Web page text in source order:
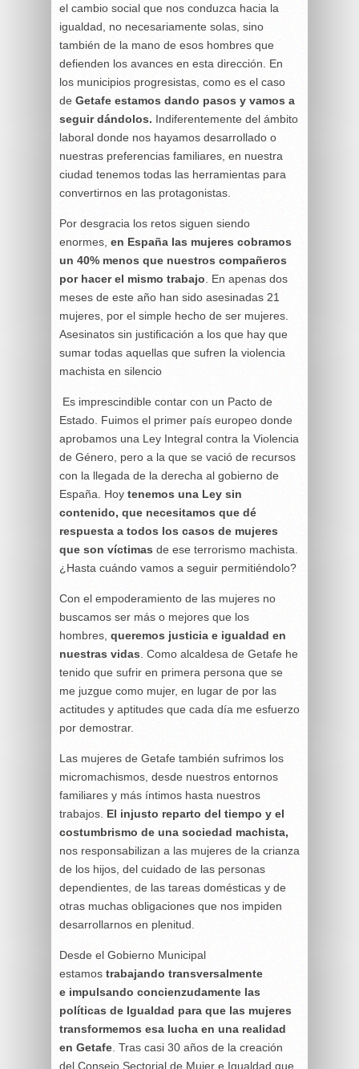
el cambio social que nos conduzca hacia la
igualdad, no necesariamente solas, sino
también de la mano de esos hombres que
defienden los avances en esta dirección. En
los municipios progresistas, como es el caso
de Getafe estamos dando pasos y vamos a
seguir dándolos. Indiferentemente del ámbito
laboral donde nos hayamos desarrollado o
nuestras preferencias familiares, en nuestra
ciudad tenemos todas las herramientas para
convertirnos en las protagonistas.
Por desgracia los retos siguen siendo
enormes, en España las mujeres cobramos
un 40% menos que nuestros compañeros
por hacer el mismo trabajo. En apenas dos
meses de este año han sido asesinadas 21
mujeres, por el simple hecho de ser mujeres.
Asesinatos sin justificación a los que hay que
sumar todas aquellas que sufren la violencia
machista en silencio
Es imprescindible contar con un Pacto de
Estado. Fuimos el primer país europeo donde
aprobamos una Ley Integral contra la Violencia
de Género, pero a la que se vació de recursos
con la llegada de la derecha al gobierno de
España. Hoy tenemos una Ley sin
contenido, que necesitamos que dé
respuesta a todos los casos de mujeres
que son víctimas de ese terrorismo machista.
¿Hasta cuándo vamos a seguir permitiéndolo?
Con el empoderamiento de las mujeres no
buscamos ser más o mejores que los
hombres, queremos justicia e igualdad en
nuestras vidas. Como alcaldesa de Getafe he
tenido que sufrir en primera persona que se
me juzgue como mujer, en lugar de por las
actitudes y aptitudes que cada día me esfuerzo
por demostrar.
Las mujeres de Getafe también sufrimos los
micromachismos, desde nuestros entornos
familiares y más íntimos hasta nuestros
trabajos. El injusto reparto del tiempo y el
costumbrismo de una sociedad machista,
nos responsabilizan a las mujeres de la crianza
de los hijos, del cuidado de las personas
dependientes, de las tareas domésticas y de
otras muchas obligaciones que nos impiden
desarrollarnos en plenitud.
Desde el Gobierno Municipal
estamos trabajando transversalmente
e impulsando concienzudamente las
políticas de Igualdad para que las mujeres
transformemos esa lucha en una realidad
en Getafe. Tras casi 30 años de la creación
del Consejo Sectorial de Mujer e Igualdad que